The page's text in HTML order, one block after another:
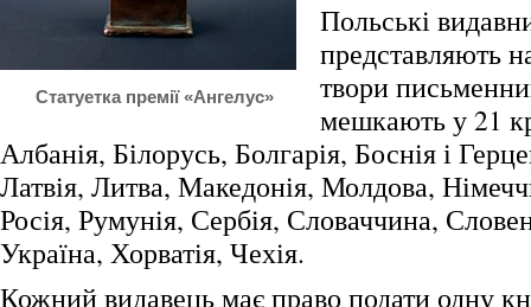
Статуетка премії «Ангелус»
Польські
представляють
твори
мешкають у 21
Албанія, Білорусь, Болгарія, Боснія і
Латвія, Литва, Македонія, Молдова,
Росія, Румунія, Сербія, Словаччина,
Україна, Хорватія, Чехія.
Кожний видавець має право подати одну